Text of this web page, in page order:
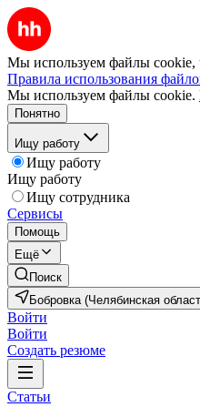
Мы используем файлы cookie,
Правила использования
Мы используем файлы cookie.
Понятно
Ищу работу
Ищу работу
Ищу работу
Ищу сотрудника
Сервисы
Помощь
Ещё
Поиск
Бобровка (Челябинская
Войти
Войти
Создать резюме
Статьи